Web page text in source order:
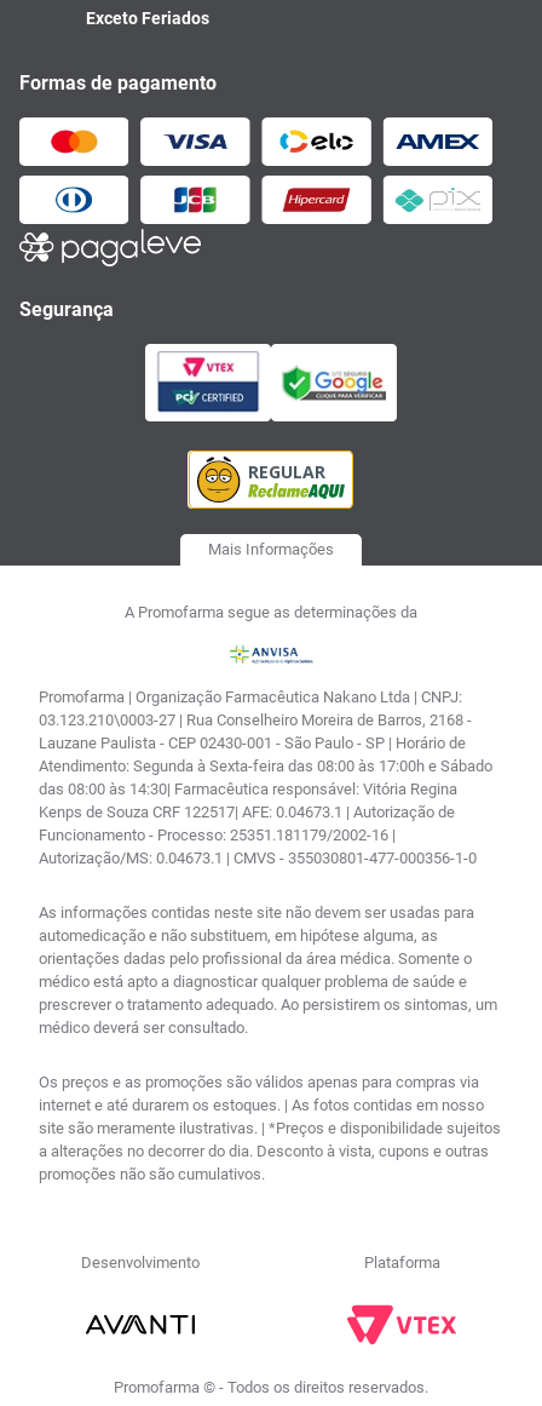
Exceto Feriados
Formas de pagamento
Segurança
Mais Informações
A Promofarma segue as determinações da
Promofarma | Organização Farmacêutica Nakano Ltda | CNPJ:
03.123.210\0003-27 | Rua Conselheiro Moreira de Barros, 2168 -
Lauzane Paulista - CEP 02430-001 - São Paulo - SP | Horário de
Atendimento: Segunda à Sexta-feira das 08:00 às 17:00h e Sábado
das 08:00 às 14:30| Farmacêutica responsável: Vitória Regina
Kenps de Souza CRF 122517| AFE: 0.04673.1 | Autorização de
Funcionamento - Processo: 25351.181179/2002-16 |
Autorização/MS: 0.04673.1 | CMVS - 355030801-477-000356-1-0
As informações contidas neste site não devem ser usadas para
automedicação e não substituem, em hipótese alguma, as
orientações dadas pelo profissional da área médica. Somente o
médico está apto a diagnosticar qualquer problema de saúde e
prescrever o tratamento adequado. Ao persistirem os sintomas, um
médico deverá ser consultado.
Os preços e as promoções são válidos apenas para compras via
internet e até durarem os estoques. | As fotos contidas em nosso
site são meramente ilustrativas. | *Preços e disponibilidade sujeitos
a alterações no decorrer do dia. Desconto à vista, cupons e outras
promoções não são cumulativos.
Desenvolvimento Plataforma
Promofarma © - Todos os direitos reservados.